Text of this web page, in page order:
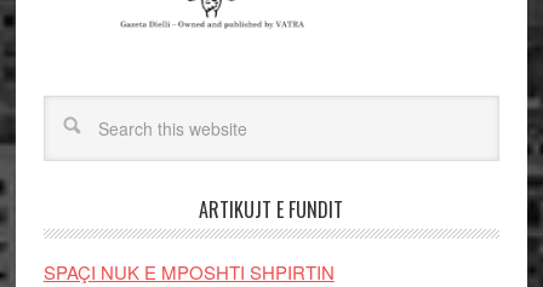
ARTIKUJT E FUNDIT
SPAÇI NUK E MPOSHTI SHPIRTIN